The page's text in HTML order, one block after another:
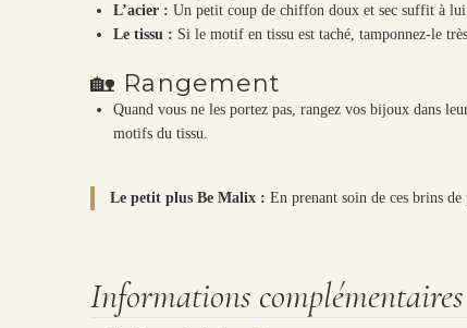
L’acier : Un petit coup de chiffon doux et sec suffit à lui
Le tissu : Si le motif en tissu est taché, tamponnez-le
🏡 Rangement
Quand vous ne les portez pas, rangez vos bijoux dans
motifs du tissu.
Le petit plus Be Malix : En prenant soin de ces brins
Informations complémentaires